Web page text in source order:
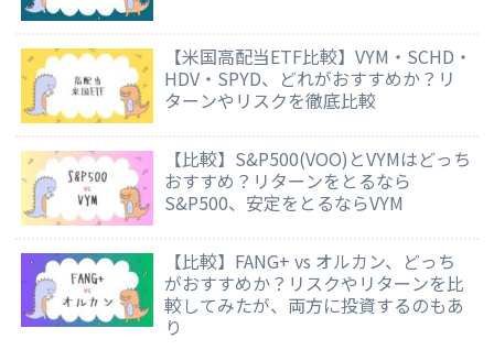
【米国高配当ETF比較】VYM・SCHD・
HDV・SPYD、どれがおすすめか？リ
ターンやリスクを徹底比較
【比較】S&P500(VOO)とVYMはどっち
おすすめ？リターンをとるなら
S&P500、安定をとるならVYM
【比較】FANG+ vs オルカン、どっち
がおすすめか？リスクやリターンを比
較してみたが、両方に投資するのもあ
り